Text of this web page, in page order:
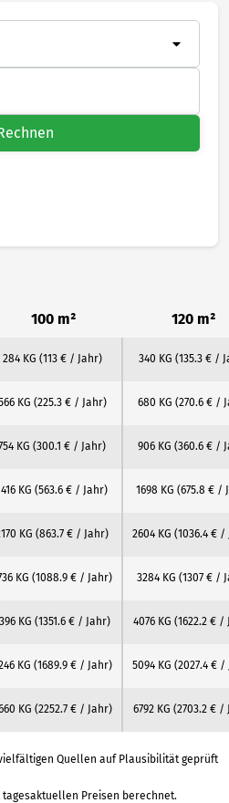
100 m² 120 m²
284 KG (113 € / Jahr) 340 KG (135.3 € /
KG (225.3 € / Jahr) 680 KG (270.6 € /
KG (300.1 € / Jahr) 906 KG (360.6 € /
KG (563.6 € / Jahr) 1698 KG (675.8 € /
KG (863.7 € / Jahr) 2604 KG (1036.4 € /
KG (1088.9 € / Jahr) 3284 KG (1307 € /
KG (1351.6 € / Jahr) 4076 KG (1622.2 € /
KG (1689.9 € / Jahr) 5094 KG (2027.4 € /
KG (2252.7 € / Jahr) 6792 KG (2703.2 € /
Quellen auf Plausibilität geprüft
Preisen berechnet.